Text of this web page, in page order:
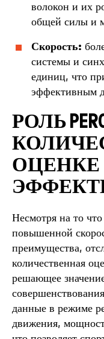
волокон и их
общей силы и
Скорость:
системы и
единиц, что
эффективным
РОЛЬ
ОЦЕНКЕ
Несмотря на то
повышенной
преимущества,
количественная
решающее
данные в режиме
движения,